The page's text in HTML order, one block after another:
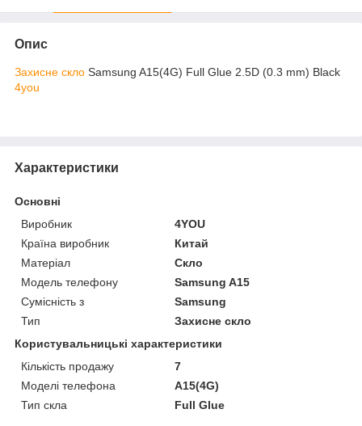
Опис
Захисне скло Samsung A15(4G) Full Glue 2.5D (0.3 mm) Black
4you
Характеристики
Основні
Виробник
4YOU
Країна виробник
Китай
Матеріал
Скло
Модель телефону
Samsung A15
Сумісність з
Samsung
Тип
Захисне скло
Користувальницькі характеристики
Кількість продажу
7
Моделі телефона
A15(4G)
Тип скла
Full Glue